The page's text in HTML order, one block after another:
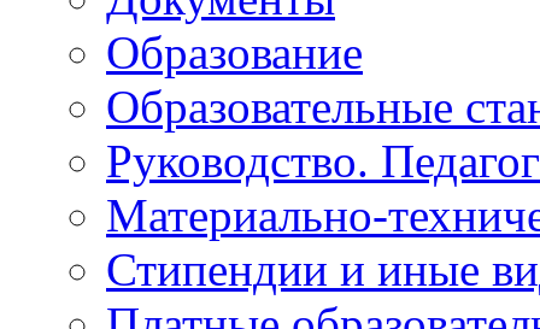
Образование
Образовательные
Руководство.
Материально-
Стипендии и иные